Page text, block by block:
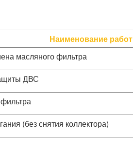
Наименование работ
масляного фильтра
ДВС
(без снятия коллектора)